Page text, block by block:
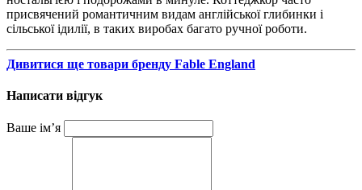
присвячений романтичним видам англійської глибинки і
сільської ідилії, в таких виробах багато ручної роботи.
Дивитися ще товари бренду Fable England
Написати відгук
Ваше ім’я